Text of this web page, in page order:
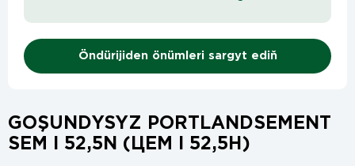
Öndürijiden önümleri sargyt ediň
GOŞUNDYSYZ PORTLANDSEMENT
SEM I 52,5N (ЦЕМ I 52,5Н)